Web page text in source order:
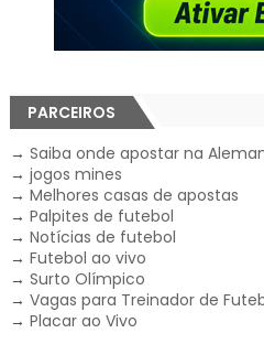
PARCEIROS
→ Saiba onde apostar na
→ jogos mines
→ Melhores casas de apostas
→ Palpites de futebol
→ Notícias de futebol
→ Futebol ao vivo
→ Surto Olímpico
→ Vagas para Treinador de
→ Placar ao Vivo